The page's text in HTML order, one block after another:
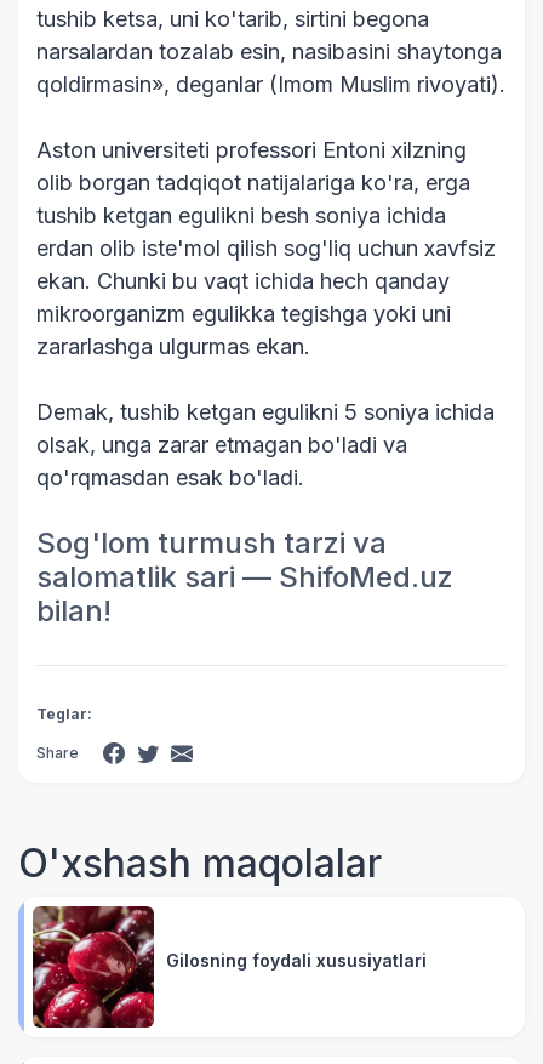
tushib ketsa, uni ko'tarib, sirtini begona
narsalardan tozalab esin, nasibasini shaytonga
qoldirmasin», deganlar (Imom Muslim rivoyati).
Aston universiteti professori Entoni xilzning
olib borgan tadqiqot natijalariga ko'ra, erga
tushib ketgan egulikni besh soniya ichida
erdan olib iste'mol qilish sog'liq uchun xavfsiz
ekan. Chunki bu vaqt ichida hech qanday
mikroorganizm egulikka tegishga yoki uni
zararlashga ulgurmas ekan.
Demak, tushib ketgan egulikni 5 soniya ichida
olsak, unga zarar etmagan bo'ladi va
qo'rqmasdan esak bo'ladi.
Sog'lom turmush tarzi va
salomatlik sari — ShifoMed.uz
bilan!
Teglar:
Share
O'xshash maqolalar
Gilosning foydali xususiyatlari